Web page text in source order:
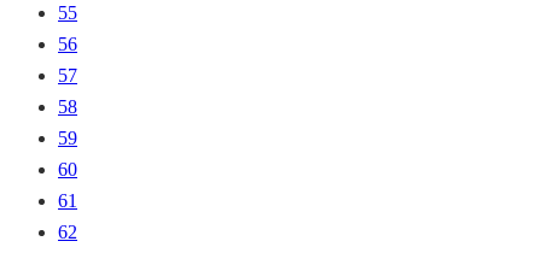
55
56
57
58
59
60
61
62